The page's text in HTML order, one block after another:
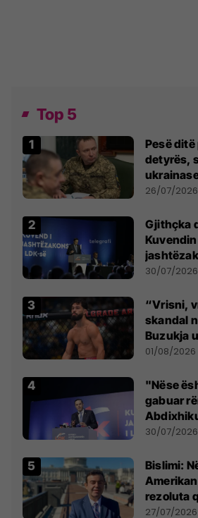
Top 5
Pesë
detyrës,
kontroll të
26/07/2026
Gjithçka
së
30/07/2026
“Vrisni,
skandal
Buzukja
anti-
01/08/2026
"Nëse
gabuar
Përparim
30/07/2026
Bislimi:
rezoluta
mbajtjen
27/07/2026